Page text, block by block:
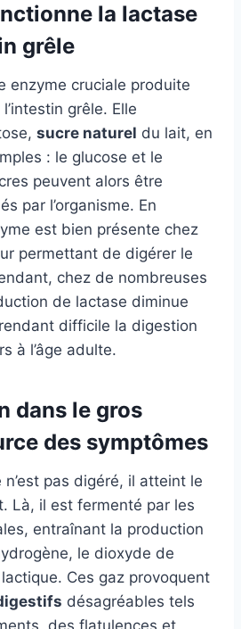
la lactase
grêle
enzyme cruciale produite
grêle. Elle
sucre naturel du lait, en
: le glucose et le
peuvent alors être
par l’organisme. En
est bien présente chez
permettant de digérer le
chez de nombreuses
de lactase diminue
difficile la digestion
à l’âge adulte.
dans le gros
des symptômes
pas digéré, il atteint le
Là, il est fermenté par les
entraînant la production
le dioxyde de
Ces gaz provoquent
désagréables tels